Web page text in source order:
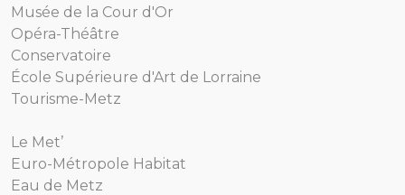
Musée de la Cour d'Or
Opéra-Théâtre
Conservatoire
École Supérieure d'Art de Lorraine
Tourisme-Metz
Le Met’
Euro-Métropole Habitat
Eau de Metz